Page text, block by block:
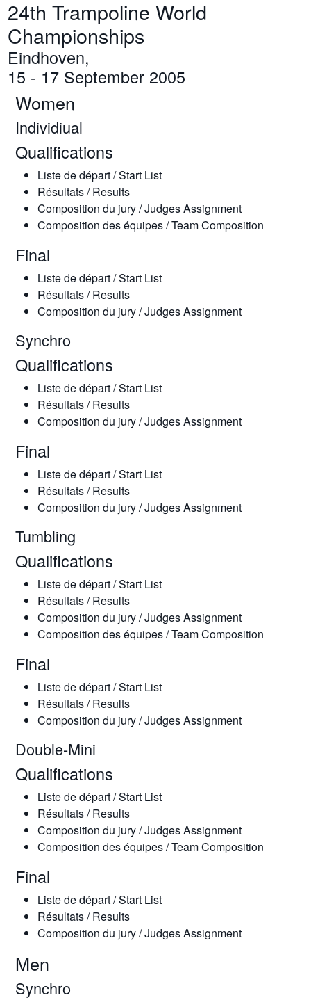
24th Trampoline World
Championships
Eindhoven,
15 - 17 September 2005
Women
Individiual
Qualifications
Liste de départ / Start List
Résultats / Results
Composition du jury / Judges Assignment
Composition des équipes / Team Composition
Final
Liste de départ / Start List
Résultats / Results
Composition du jury / Judges Assignment
Synchro
Qualifications
Liste de départ / Start List
Résultats / Results
Composition du jury / Judges Assignment
Final
Liste de départ / Start List
Résultats / Results
Composition du jury / Judges Assignment
Tumbling
Qualifications
Liste de départ / Start List
Résultats / Results
Composition du jury / Judges Assignment
Composition des équipes / Team Composition
Final
Liste de départ / Start List
Résultats / Results
Composition du jury / Judges Assignment
Double-Mini
Qualifications
Liste de départ / Start List
Résultats / Results
Composition du jury / Judges Assignment
Composition des équipes / Team Composition
Final
Liste de départ / Start List
Résultats / Results
Composition du jury / Judges Assignment
Men
Synchro